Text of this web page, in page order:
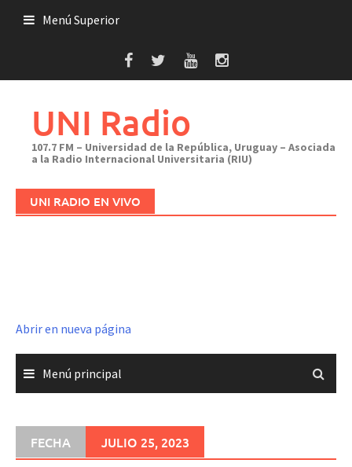
Menú Superior
UNI Radio
107.7 FM – Universidad de la República, Uruguay – Asociada
a la Radio Internacional Universitaria (RIU)
UNI RADIO EN VIVO
Abrir en nueva página
Menú principal
FECHA JULIO 25, 2023